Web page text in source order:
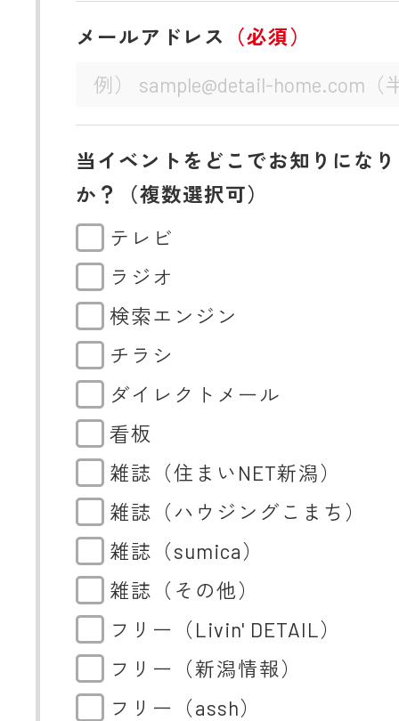
メールアドレス （必須）
当イベントをどこでお知りにな
か？（複数選択可）
テレビ
ラジオ
検索エンジン
チラシ
ダイレクトメール
看板
雑誌（住まいNET新潟）
雑誌（ハウジングこまち）
雑誌（sumica）
雑誌（その他）
フリー（Livin' DETAIL）
フリー（新潟情報）
フリー（assh）